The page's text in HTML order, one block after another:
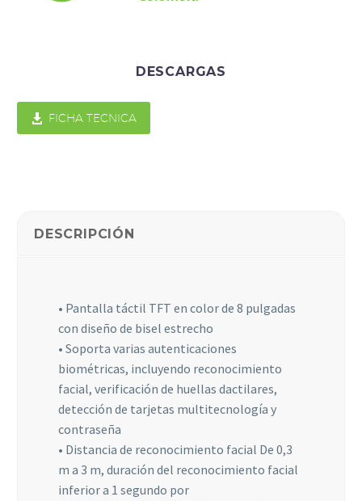
DESCARGAS
 FICHA TECNICA
DESCRIPCIÓN
• Pantalla táctil TFT en color de 8 pulgadas
con diseño de bisel estrecho
• Soporta varias autenticaciones
biométricas, incluyendo reconocimiento
facial, verificación de huellas dactilares,
detección de tarjetas multitecnología y
contraseña
• Distancia de reconocimiento facial De 0,3
m a 3 m, duración del reconocimiento facial
inferior a 1 segundo por
funcione la
Experiencia
Para que
nuestra web
mejor posible
durante tu
rechaza estas
algunas